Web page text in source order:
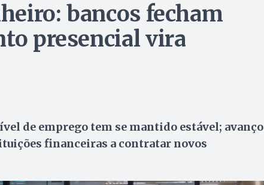
bancos fecham
presencial vira
de emprego tem se mantido estável; avanço
financeiras a contratar novos